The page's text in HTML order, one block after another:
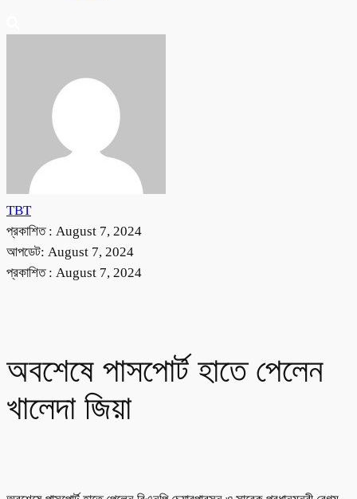
TBT
প্রকাশিত : August 7, 2024
আপডেট: August 7, 2024
প্রকাশিত : August 7, 2024
অবশেষে পাসপোর্ট হাতে পেলেন
খালেদা জিয়া